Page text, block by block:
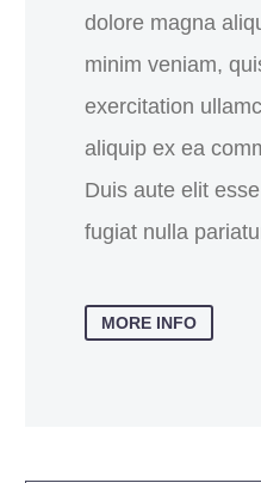
dolore magna
minim veniam,
exercitation
aliquip ex ea
Duis aute elit
fugiat nulla
MORE INFO